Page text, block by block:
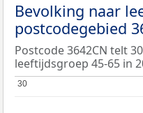
Bevolking naar
postcodegebied
Postcode 3642CN telt
leeftijdsgroep 45-65 in
30
30